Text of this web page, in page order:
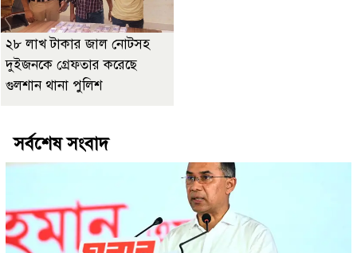
২৮ লাখ টাকার জাল নোটসহ
দুইজনকে গ্রেফতার করেছে
গুলশান থানা পুলিশ
সর্বশেষ সংবাদ